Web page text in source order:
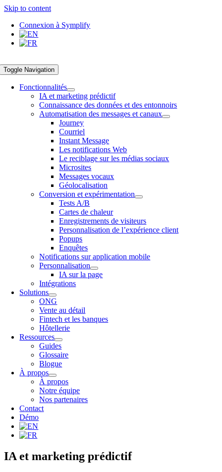
Skip to content
Connexion à Symplify
Toggle Navigation
Fonctionnalités
IA et marketing prédictif
Connaissance des données et des entonnoirs
Automatisation des messages et canaux
Journey
Courriel
Instant Message
Les notifications Web
Le reciblage sur les médias sociaux
Microsites
Messages vocaux
Géolocalisation
Conversion et expérimentation
Tests A/B
Cartes de chaleur
Enregistrements de visiteurs
Personnalisation de l’expérience client
Popups
Enquêtes
Notifications sur application mobile
Personnalisation
IA sur la page
Intégrations
Solutions
ONG
Vente au détail
Fintech et les banques
Hôtellerie
Ressources
Guides
Glossaire
Blogue
À propos
À propos
Notre équipe
Nos partenaires
Contact
Démo
IA et marketing prédictif